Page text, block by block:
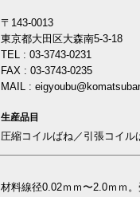
〒143-0013
東京都大田区大森南5-3-18
TEL : 03-3743-0231
FAX : 03-3743-0235
MAIL :
生産品目
圧縮コイルばね／引張コイ
材料線径0.02ｍｍ〜2.0ｍｍ